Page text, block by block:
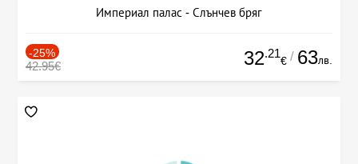
Империал палас - Слънчев бряг
-25%
42.95€ 32.21
€ / 63лв.